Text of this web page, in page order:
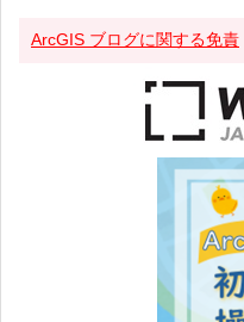
ArcGIS ブログに関する免責